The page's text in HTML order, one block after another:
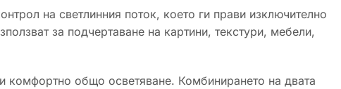
на светлинния поток, което ги прави изключително
за подчертаване на картини, текстури, мебели,
комфортно общо осветяване. Комбинирането на двата